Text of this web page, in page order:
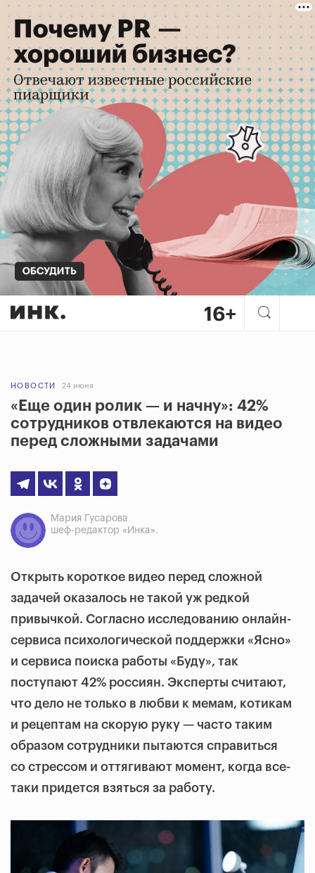
НОВОСТИ 24 июня
«Еще один ролик — и начну»: 42%
сотрудников отвлекаются на видео
перед сложными задачами
Мария Гусарова
шеф-редактор «Инка».
Открыть короткое видео перед сложной
задачей оказалось не такой уж редкой
привычкой. Согласно исследованию онлайн-
сервиса психологической поддержки «Ясно»
и сервиса поиска работы «Буду», так
поступают 42% россиян. Эксперты считают,
что дело не только в любви к мемам, котикам
и рецептам на скорую руку — часто таким
образом сотрудники пытаются справиться
со стрессом и оттягивают момент, когда все-
таки придется взяться за работу.